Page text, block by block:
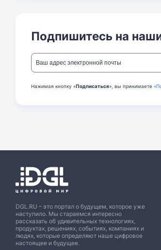
Подпишитесь на
Нажимая кнопку «Подписаться», вы принимаете
DGL.RU – это портал о будущем, которое уже
наступило. Мы стараемся интересно
рассказать об удивительных технологиях,
продуктах, решениях, событиях, компаниях и
людях, которые определяют наше цифровое
настоящее и будущее.